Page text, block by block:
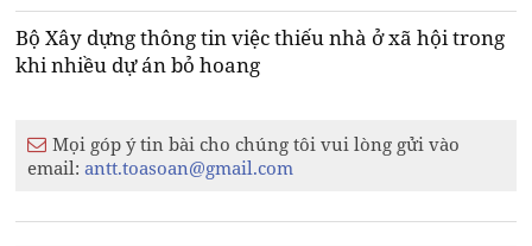
Bộ Xây dựng thông tin việc thiếu nhà ở xã hội trong
khi nhiều dự án bỏ hoang
Mọi góp ý tin bài cho chúng tôi vui lòng gửi vào
email:antt.toasoan@gmail.com